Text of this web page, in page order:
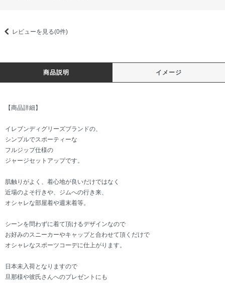
レビューを見る(0件)
商品説明 イメージ
【商品詳細】
イレブンディグリーズブランドの、
シンプルでスポーティーな
フルジップ仕様の
ジャージセットアップです。
肌触りがよく、着心地が良いだけではなく
近場のよそ行きや、ジムへの行き来、
オシャレな部屋着や週末着等。
シーンを問わずに着て頂けるデザインなので
お好みのスニーカーやキャップと合わせて頂くだけで
オシャレなスポーツコーデに仕上がります。
日本未入荷となりますので
旦那様や彼氏さんへのプレゼントにも